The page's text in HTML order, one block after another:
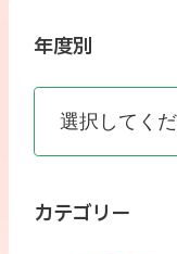
年度別
カテゴリー